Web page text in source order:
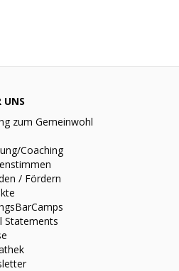
UNS
zum Gemeinwohl
Coaching
/ Fördern
Statements